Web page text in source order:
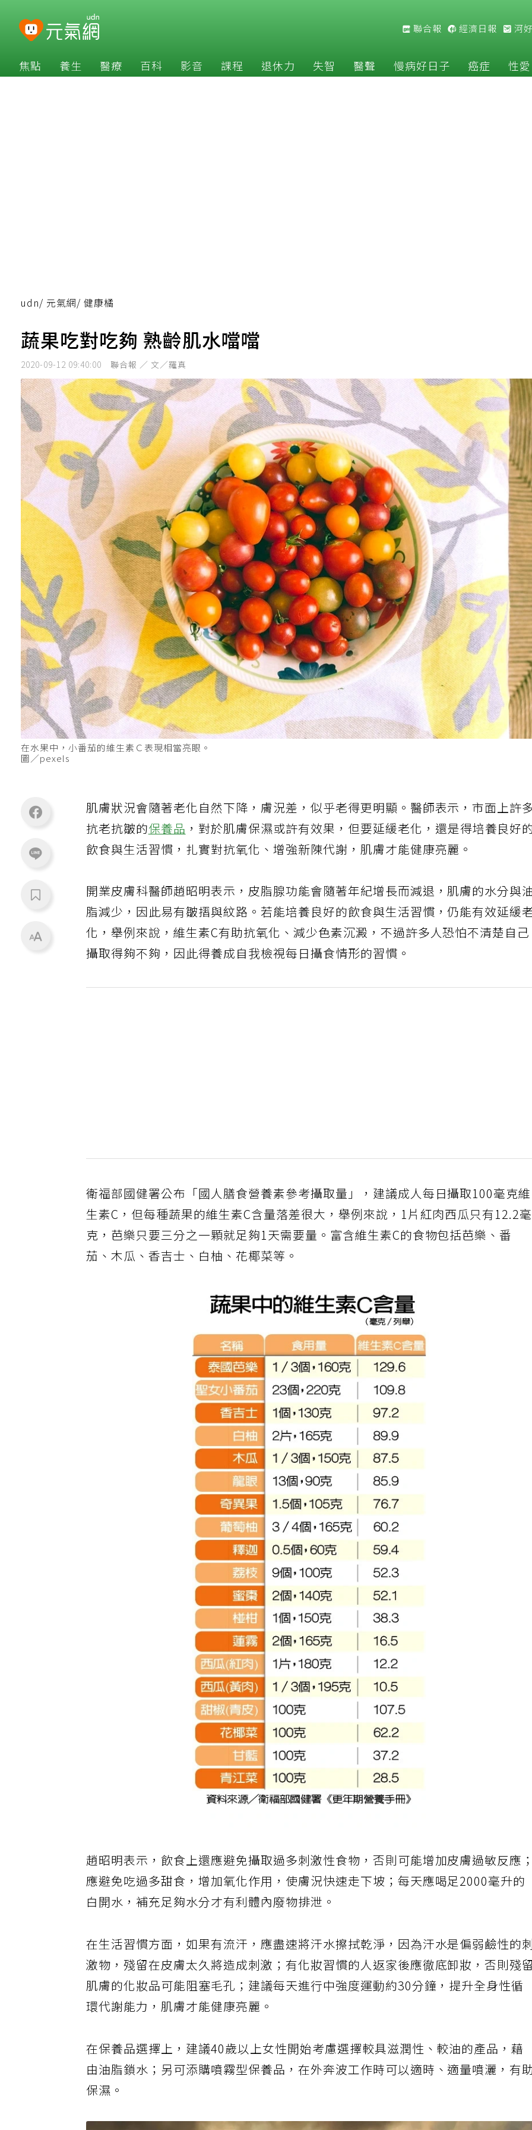
聯合報 經濟日報 河
焦點 養生 醫療 百科 影音 課程 退休力 失智 醫聲 慢病好日子 癌症 性愛
udn/ 元氣網/ 健康橘
蔬果吃對吃夠 熟齡肌水噹噹
2020-09-12 09:40:00 聯合報 ／ 文／羅真
在水果中，小番茄的維生素Ｃ表現相當亮眼。
圖／pexels
肌膚狀況會隨著老化自然下降，膚況差，似乎老得更明顯。醫師表示，市面上許
抗老抗皺的保養品 ，對於肌膚保濕或許有效果，但要延緩老化，還是得培養良好
飲食與生活習慣，扎實對抗氧化、增強新陳代謝，肌膚才能健康亮麗。
開業皮膚科醫師趙昭明表示，皮脂腺功能會隨著年紀增長而減退，肌膚的水分與
脂減少，因此易有皺摺與紋路。若能培養良好的飲食與生活習慣，仍能有效延緩
化，舉例來說，維生素C有助抗氧化、減少色素沉澱，不過許多人恐怕不清楚自己
攝取得夠不夠，因此得養成自我檢視每日攝食情形的習慣。
衛福部國健署公布「國人膳食營養素參考攝取量」，建議成人每日攝取100毫克維
生素C，但每種蔬果的維生素C含量落差很大，舉例來說，1片紅肉西瓜只有12.2毫
克，芭樂只要三分之一顆就足夠1天需要量。富含維生素C的食物包括芭樂、番
茄、木瓜、香吉士、白柚、花椰菜等。
趙昭明表示，飲食上還應避免攝取過多刺激性食物，否則可能增加皮膚過敏反應；
應避免吃過多甜食，增加氧化作用，使膚況快速走下坡；每天應喝足2000毫升的
白開水，補充足夠水分才有利體內廢物排泄。
在生活習慣方面，如果有流汗，應盡速將汗水擦拭乾淨，因為汗水是偏弱鹼性的刺
激物，殘留在皮膚太久將造成刺激；有化妝習慣的人返家後應徹底卸妝，否則殘留
肌膚的化妝品可能阻塞毛孔；建議每天進行中強度運動約30分鐘，提升全身性循
環代謝能力，肌膚才能健康亮麗。
在保養品選擇上，建議40歲以上女性開始考慮選擇較具滋潤性、較油的產品，藉
由油脂鎖水；另可添購噴霧型保養品，在外奔波工作時可以適時、適量噴灑，有助
保濕。